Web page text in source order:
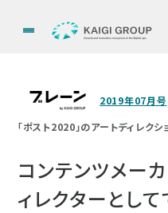
2019年07月号
「ポスト2020」のアートディレクシ
コンテンツメー
ィレクターとして